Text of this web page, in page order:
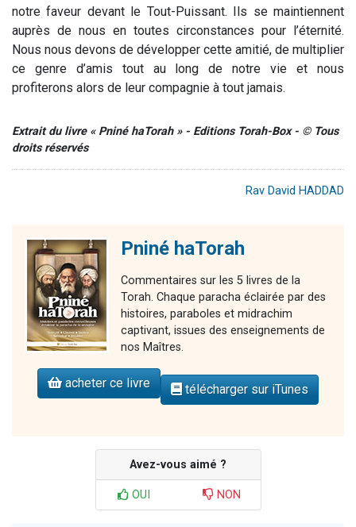
notre faveur devant le Tout-Puissant. Ils se maintiennent
auprès de nous en toutes circonstances pour l’éternité.
Nous nous devons de développer cette amitié, de multiplier
ce genre d’amis tout au long de notre vie et nous
profiterons alors de leur compagnie à tout jamais.
Extrait du livre « Pniné haTorah » - Editions Torah-Box - © Tous
droits réservés
Rav David HADDAD
Pniné haTorah
Commentaires sur les 5 livres de la
Torah. Chaque paracha éclairée par des
histoires, paraboles et midrachim
captivant, issues des enseignements de
nos Maîtres.
acheter ce livre télécharger sur iTunes
Avez-vous aimé ?
OUI NON